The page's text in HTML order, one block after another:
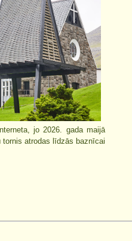
jo 2026. gada maijā
atrodas līdzās baznīcai